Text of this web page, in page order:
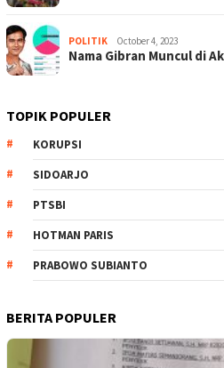
POLITIK October 4, 2023
Nama Gibran Muncul di
TOPIK POPULER
KORUPSI
SIDOARJO
PTSBI
HOTMAN PARIS
PRABOWO SUBIANTO
BERITA POPULER